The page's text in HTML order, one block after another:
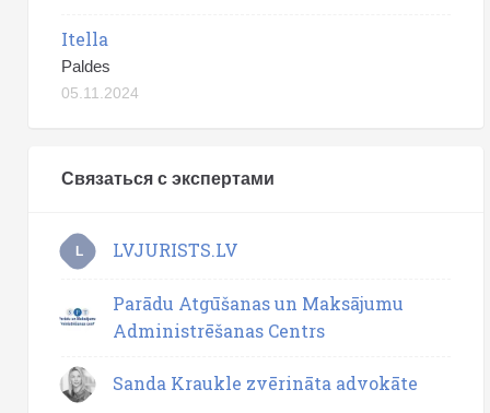
Itella
Paldes
05.11.2024
Связаться с экспертами
L LVJURISTS.LV
Parādu Atgūšanas un Maksājumu
Administrēšanas Centrs
Sanda Kraukle zvērināta advokāte